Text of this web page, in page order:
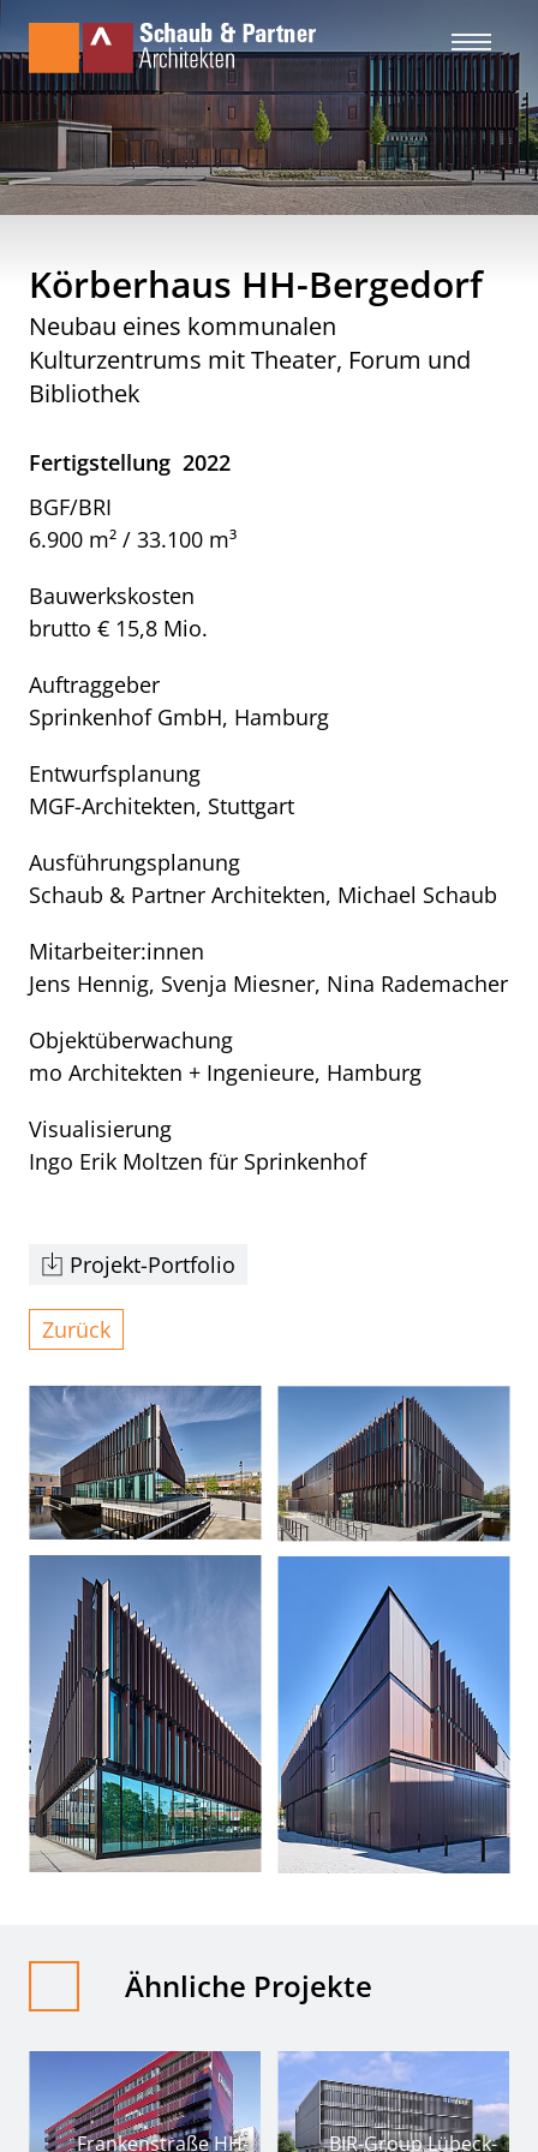
Körberhaus HH-Bergedorf
Neubau eines kommunalen
Kulturzentrums mit Theater, Forum und
Bibliothek
Fertigstellung 2022
BGF/BRI
6.900 m² / 33.100 m³
Bauwerkskosten
brutto € 15,8 Mio.
Auftraggeber
Sprinkenhof GmbH, Hamburg
Entwurfsplanung
MGF-Architekten, Stuttgart
Ausführungsplanung
Schaub & Partner Architekten, Michael Schaub
Mitarbeiter:innen
Jens Hennig, Svenja Miesner, Nina Rademacher
Objektüberwachung
mo Architekten + Ingenieure, Hamburg
Visualisierung
Ingo Erik Moltzen für Sprinkenhof
Projekt-Portfolio
Zurück
Ähnliche Projekte
Frankenstraße HH- BIR-Group Lübeck-